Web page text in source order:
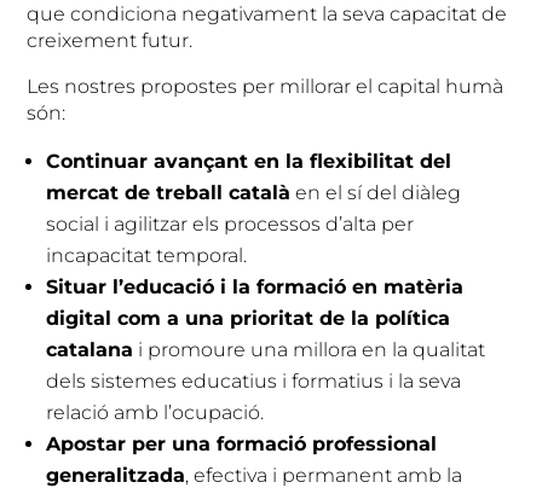
que condiciona negativament la seva capacitat de
creixement futur.
Les nostres propostes per millorar el capital humà
són:
Continuar avançant en la flexibilitat del
mercat de treball català en el sí del diàleg
social i agilitzar els processos d’alta per
incapacitat temporal.
Situar l’educació i la formació en matèria
digital com a una prioritat de la política
catalana i promoure una millora en la qualitat
dels sistemes educatius i formatius i la seva
relació amb l’ocupació.
Apostar per una formació professional
generalitzada, efectiva i permanent amb la